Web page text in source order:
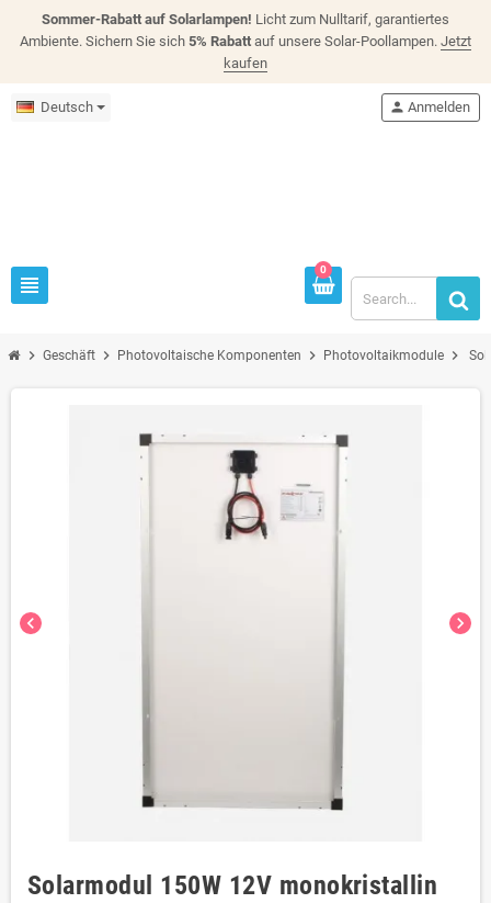
Sommer-Rabatt auf Solarlampen! Licht zum Nulltarif, garantiertes
Ambiente. Sichern Sie sich 5% Rabatt auf unsere Solar-Poollampen. Jetzt
kaufen
Deutsch
view_headline
person Anmelden
0
chevron_right Geschäft chevron_right Photovoltaische Komponenten chevron_right Photovoltaikmodule chevron_right
chevron_left chevron_right
Solarmodul 150W 12V monokristallin